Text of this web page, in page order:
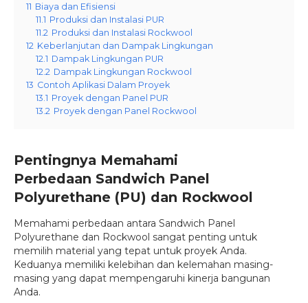
11 Biaya dan Efisiensi
11.1 Produksi dan Instalasi PUR
11.2 Produksi dan Instalasi Rockwool
12 Keberlanjutan dan Dampak Lingkungan
12.1 Dampak Lingkungan PUR
12.2 Dampak Lingkungan Rockwool
13 Contoh Aplikasi Dalam Proyek
13.1 Proyek dengan Panel PUR
13.2 Proyek dengan Panel Rockwool
Pentingnya Memahami
Perbedaan Sandwich Panel
Polyurethane (PU) dan Rockwool
Memahami perbedaan antara Sandwich Panel
Polyurethane dan Rockwool sangat penting untuk
memilih material yang tepat untuk proyek Anda.
Keduanya memiliki kelebihan dan kelemahan masing-
masing yang dapat mempengaruhi kinerja bangunan
Anda.